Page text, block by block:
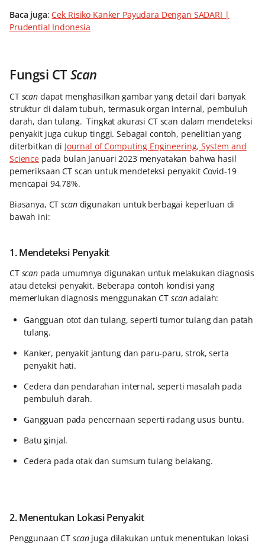
Baca juga:Cek Risiko Kanker Payudara Dengan SADARI |
Prudential Indonesia
Fungsi CT Scan
CT scan dapat menghasilkan gambar yang detail dari banyak
struktur di dalam tubuh, termasuk organ internal, pembuluh
darah, dan tulang. Tingkat akurasi CT scan dalam mendeteksi
penyakit juga cukup tinggi. Sebagai contoh, penelitian yang
diterbitkan di Journal of Computing Engineering, System and
Science pada bulan Januari 2023 menyatakan bahwa hasil
pemeriksaan CT scan untuk mendeteksi penyakit Covid-19
mencapai 94,78%.
Biasanya, CTscan digunakan untuk berbagai keperluan di
bawah ini:
1. Mendeteksi Penyakit
CT scan pada umumnya digunakan untuk melakukan diagnosis
atau deteksi penyakit. Beberapa contoh kondisi yang
memerlukan diagnosis menggunakan CT scanadalah:
Gangguan otot dan tulang, seperti tumor tulang dan patah
tulang.
Kanker, penyakit jantung dan paru-paru, strok, serta
penyakit hati.
Cedera dan pendarahan internal, seperti masalah pada
pembuluh darah.
Gangguan pada pencernaan seperti radang usus buntu.
Batu ginjal.
Cedera pada otak dan sumsum tulang belakang.
2. Menentukan Lokasi Penyakit
Penggunaan CTscan juga dilakukan untuk menentukan lokasi